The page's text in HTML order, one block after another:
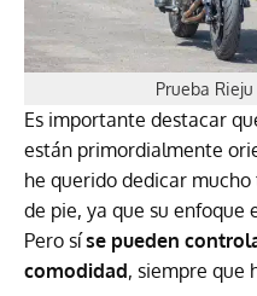
Prueba
Es importante destacar
están primordialmente
he querido dedicar
de pie, ya que su enfoque
Pero síse pueden
comodidad, siempre que